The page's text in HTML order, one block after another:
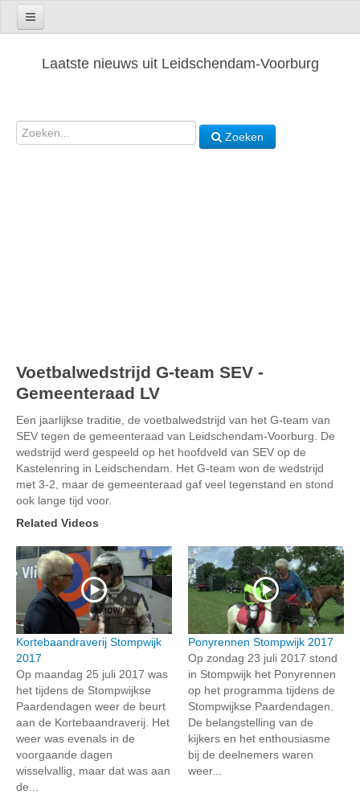
Laatste nieuws uit Leidschendam-Voorburg
Zoeken
Voetbalwedstrijd G-team SEV -
Gemeenteraad LV
Een jaarlijkse traditie, de voetbalwedstrijd van het G-team van
SEV tegen de gemeenteraad van Leidschendam-Voorburg. De
wedstrijd werd gespeeld op het hoofdveld van SEV op de
Kastelenring in Leidschendam. Het G-team won de wedstrijd
met 3-2, maar de gemeenteraad gaf veel tegenstand en stond
ook lange tijd voor.
Related Videos
Kortebaandraverij Stompwijk
2017
Op maandag 25 juli 2017 was
het tijdens de Stompwijkse
Paardendagen weer de beurt
aan de Kortebaandraverij. Het
weer was evenals in de
voorgaande dagen
wisselvallig, maar dat was aan
de...
Ponyrennen Stompwijk 2017
Op zondag 23 juli 2017 stond
in Stompwijk het Ponyrennen
op het programma tijdens de
Stompwijkse Paardendagen.
De belangstelling van de
kijkers en het enthousiasme
bij de deelnemers waren
weer...